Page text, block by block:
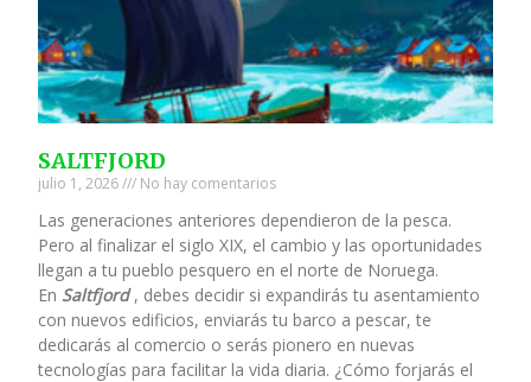
SALTFJORD
julio 1, 2026 No hay comentarios
Las generaciones anteriores dependieron de la pesca.
Pero al finalizar el siglo XIX, el cambio y las oportunidades
llegan a tu pueblo pesquero en el norte de Noruega.
En Saltfjord, debes decidir si expandirás tu asentamiento
con nuevos edificios, enviarás tu barco a pescar, te
dedicarás al comercio o serás pionero en nuevas
tecnologías para facilitar la vida diaria. ¿Cómo forjarás el